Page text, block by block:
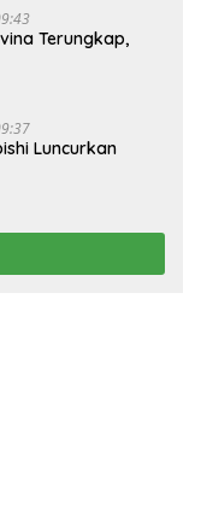
Terungkap,
Luncurkan